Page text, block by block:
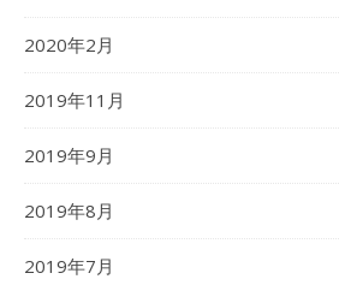
2020年2月
2019年11月
2019年9月
2019年8月
2019年7月